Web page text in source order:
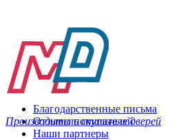
Производитель стальных дверей
Благодарственные письма
Отзывы покупателей
Наши партнеры